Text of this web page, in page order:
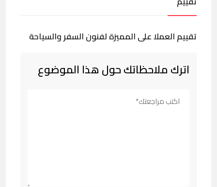
تقييم العملا على المميزة لفنون السفر والسياحة
اترك ملاحظاتك حول هذا الموضوع